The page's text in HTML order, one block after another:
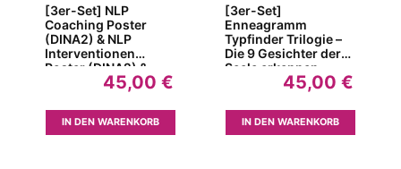
[3er-Set] NLP
Coaching Poster
(DINA2) & NLP
Interventionen
Poster (DINA2) &
GFK-Navigator
Gewaltfreie
Kommunikation
(DINA2)
45,00 €
IN DEN WARENKORB
[3er-Set]
Enneagramm
Typfinder Trilogie –
Die 9 Gesichter der
Seele erkennen
45,00€
IN DEN WARENKORB